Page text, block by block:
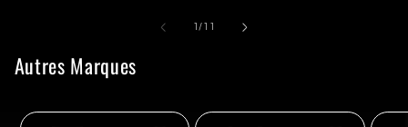
1/de
Autres Marques